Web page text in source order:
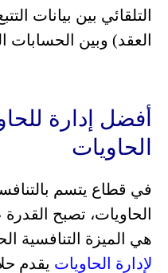
التلقائي بين بيانات
العقد) وبين الحسابات
أفضل إدارة
الحاويات
في قطاع يتسم
الحاويات، تصبح
هي الميزة التنافسية
لإدارة الحاويات يقدم